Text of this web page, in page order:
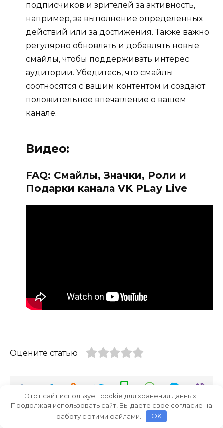
подписчиков и зрителей за активность,
например, за выполнение определенных
действий или за достижения. Также важно
регулярно обновлять и добавлять новые
смайлы, чтобы поддерживать интерес
аудитории. Убедитесь, что смайлы
соотносятся с вашим контентом и создают
положительное впечатление о вашем
канале.
Видео:
FAQ: Смайлы, Значки, Роли и
Подарки канала VK PLay Live
Оцените статью
Этот сайт использует cookie для хранения данных.
Продолжая использовать сайт, Вы даете свое согласие на
работу с этими файлами.
OK